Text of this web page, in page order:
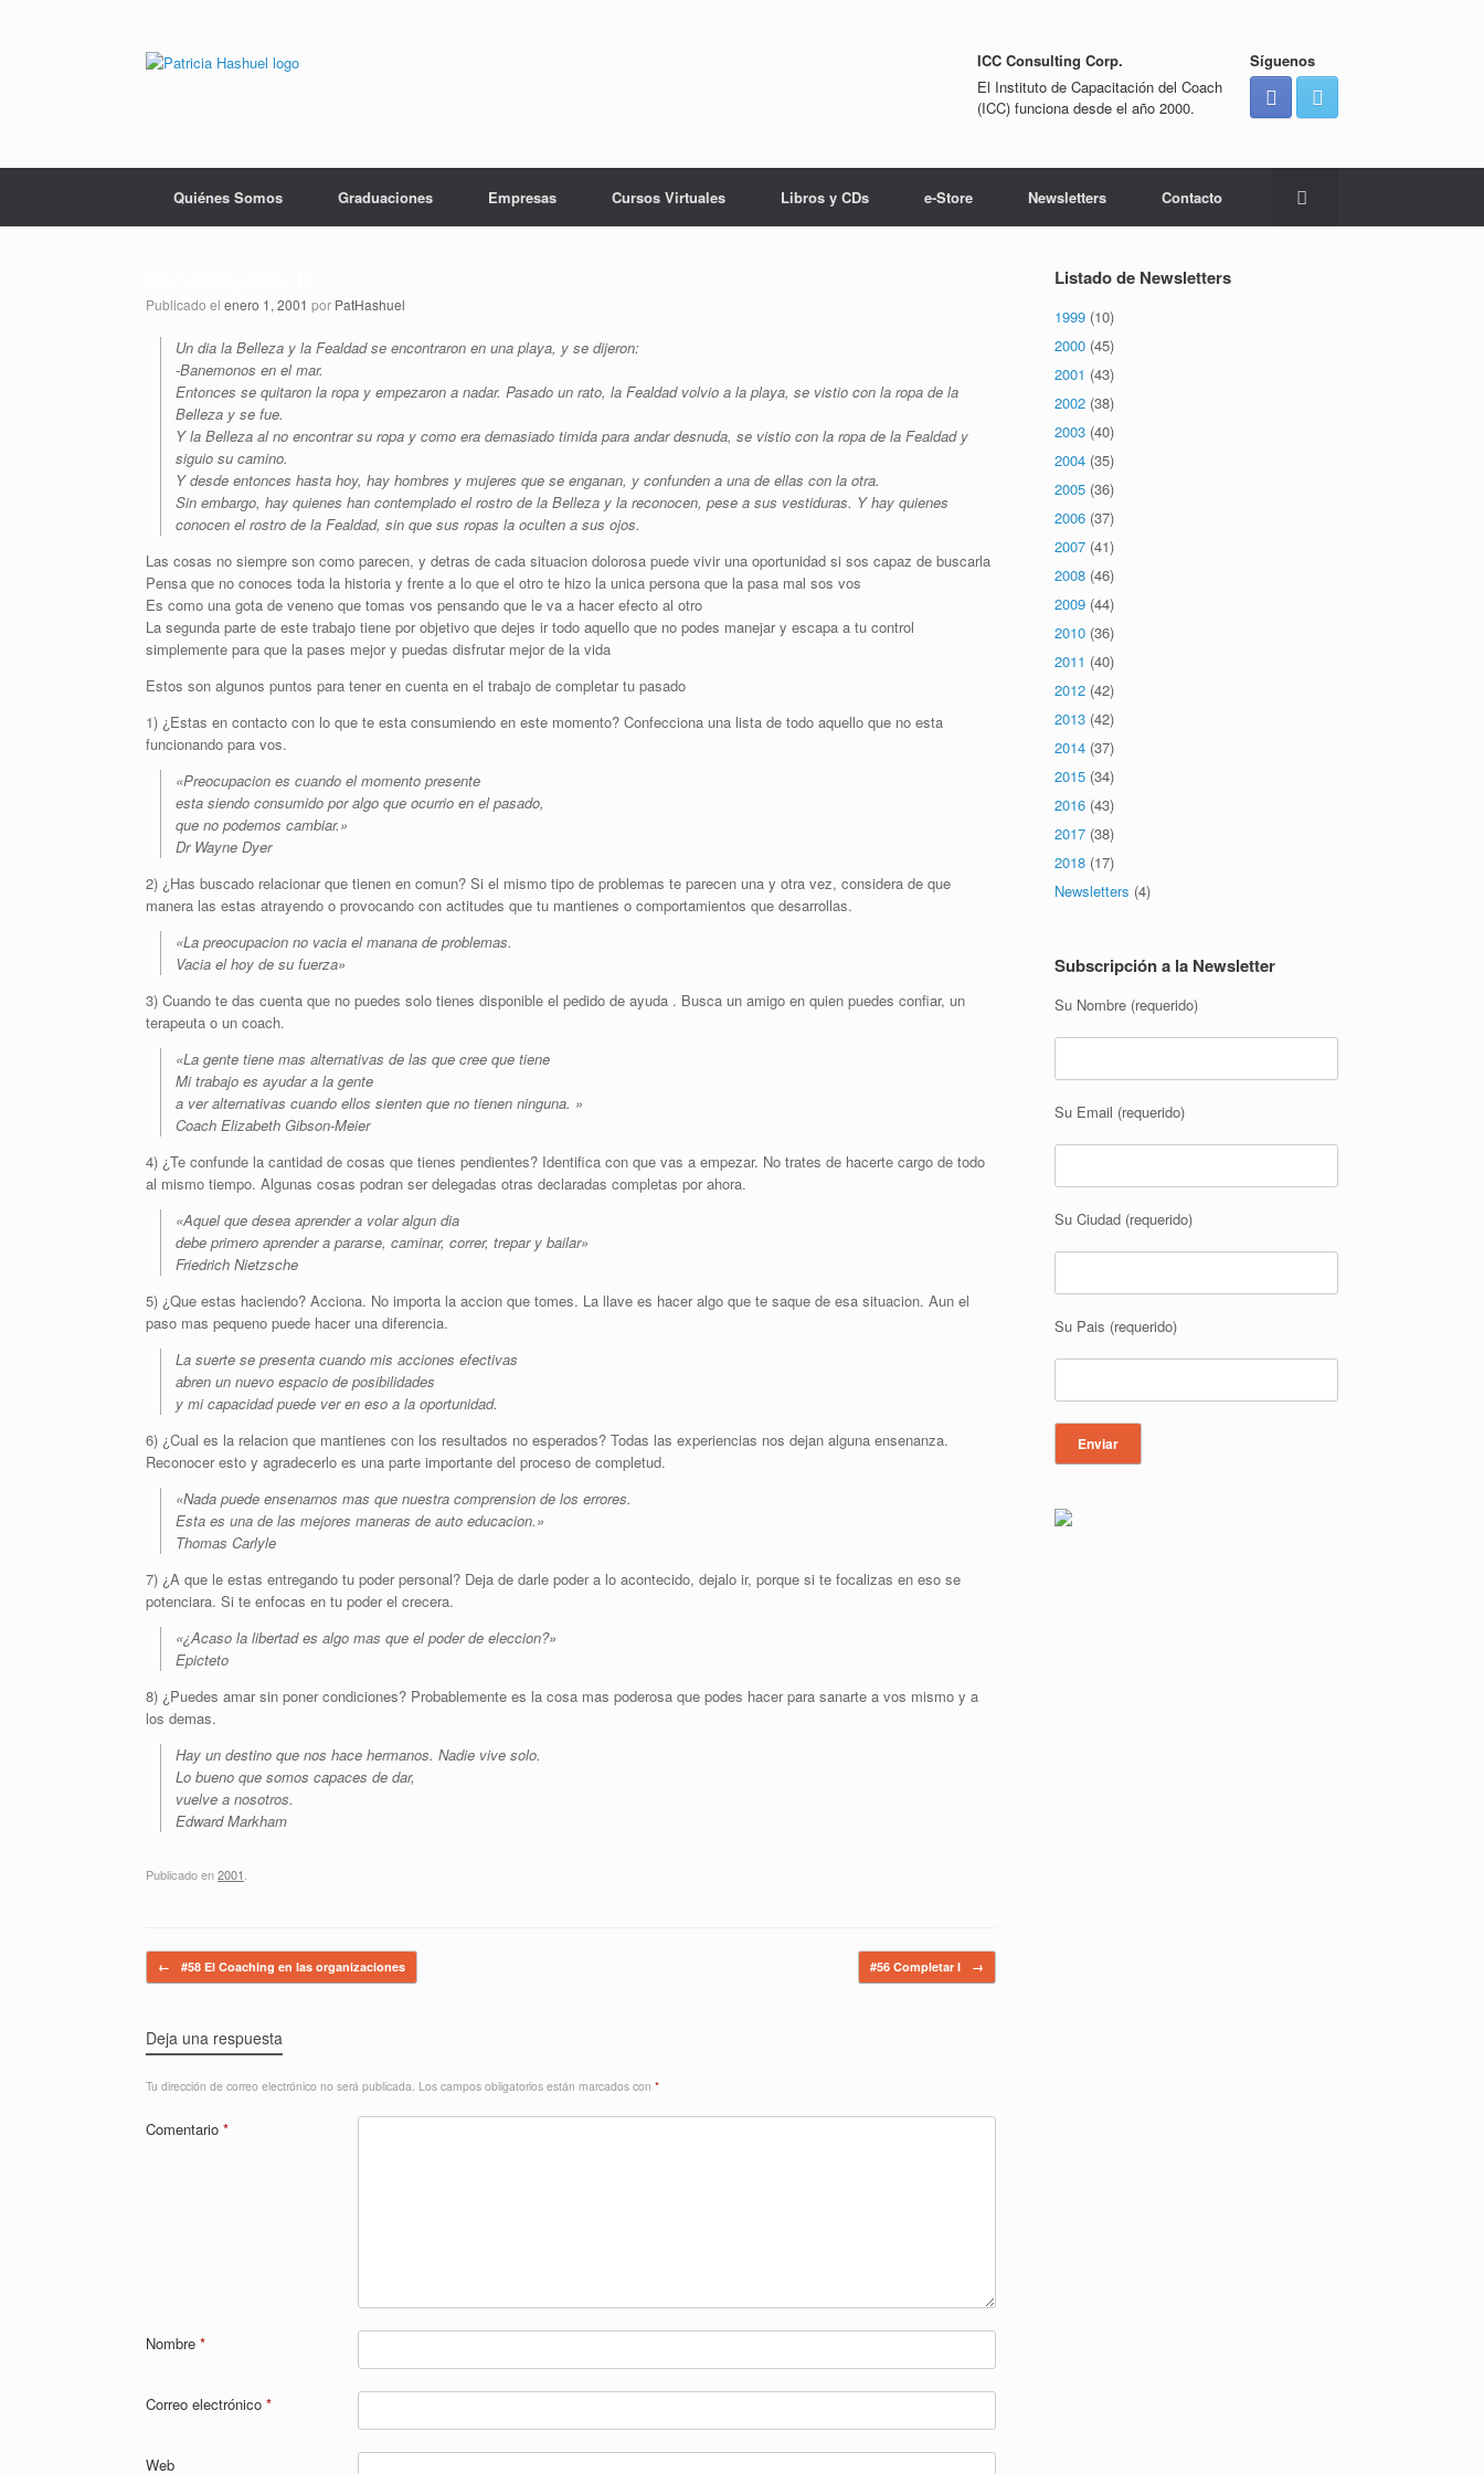
ICC Consulting Corp.
El Instituto de Capacitación del Coach
(ICC) funciona desde el año 2000.
Síguenos
Quiénes Somos Graduaciones Empresas Cursos Virtuales Libros y CDs e-Store Newsletters Contacto
Publicado el enero 1, 2001 por PatHashuel
Un dia la Belleza y la Fealdad se encontraron en una playa, y se dijeron:
-Banemonos en el mar.
Entonces se quitaron la ropa y empezaron a nadar. Pasado un rato, la Fealdad volvio a la playa, se vistio con la ropa de la
Belleza y se fue.
Y la Belleza al no encontrar su ropa y como era demasiado timida para andar desnuda, se vistio con la ropa de la Fealdad y
siguio su camino.
Y desde entonces hasta hoy, hay hombres y mujeres que se enganan, y confunden a una de ellas con la otra.
Sin embargo, hay quienes han contemplado el rostro de la Belleza y la reconocen, pese a sus vestiduras. Y hay quienes
conocen el rostro de la Fealdad, sin que sus ropas la oculten a sus ojos.
Las cosas no siempre son como parecen, y detras de cada situacion dolorosa puede vivir una oportunidad si sos capaz de buscarla
Pensa que no conoces toda la historia y frente a lo que el otro te hizo la unica persona que la pasa mal sos vos
Es como una gota de veneno que tomas vos pensando que le va a hacer efecto al otro
La segunda parte de este trabajo tiene por objetivo que dejes ir todo aquello que no podes manejar y escapa a tu control
simplemente para que la pases mejor y puedas disfrutar mejor de la vida
Estos son algunos puntos para tener en cuenta en el trabajo de completar tu pasado
1) ¿Estas en contacto con lo que te esta consumiendo en este momento? Confecciona una lista de todo aquello que no esta
funcionando para vos.
«Preocupacion es cuando el momento presente
esta siendo consumido por algo que ocurrio en el pasado,
que no podemos cambiar.»
Dr Wayne Dyer
2) ¿Has buscado relacionar que tienen en comun? Si el mismo tipo de problemas te parecen una y otra vez, considera de que
manera las estas atrayendo o provocando con actitudes que tu mantienes o comportamientos que desarrollas.
«La preocupacion no vacia el manana de problemas.
Vacia el hoy de su fuerza»
3) Cuando te das cuenta que no puedes solo tienes disponible el pedido de ayuda . Busca un amigo en quien puedes confiar, un
terapeuta o un coach.
«La gente tiene mas alternativas de las que cree que tiene
Mi trabajo es ayudar a la gente
a ver alternativas cuando ellos sienten que no tienen ninguna. »
Coach Elizabeth Gibson-Meier
4) ¿Te confunde la cantidad de cosas que tienes pendientes? Identifica con que vas a empezar. No trates de hacerte cargo de todo
al mismo tiempo. Algunas cosas podran ser delegadas otras declaradas completas por ahora.
«Aquel que desea aprender a volar algun dia
debe primero aprender a pararse, caminar, correr, trepar y bailar»
Friedrich Nietzsche
5) ¿Que estas haciendo? Acciona. No importa la accion que tomes. La llave es hacer algo que te saque de esa situacion. Aun el
paso mas pequeno puede hacer una diferencia.
La suerte se presenta cuando mis acciones efectivas
abren un nuevo espacio de posibilidades
y mi capacidad puede ver en eso a la oportunidad.
6) ¿Cual es la relacion que mantienes con los resultados no esperados? Todas las experiencias nos dejan alguna ensenanza.
Reconocer esto y agradecerlo es una parte importante del proceso de completud.
«Nada puede ensenarnos mas que nuestra comprension de los errores.
Esta es una de las mejores maneras de auto educacion.»
Thomas Carlyle
7) ¿A que le estas entregando tu poder personal? Deja de darle poder a lo acontecido, dejalo ir, porque si te focalizas en eso se
potenciara. Si te enfocas en tu poder el crecera.
«¿Acaso la libertad es algo mas que el poder de eleccion?»
Epicteto
8) ¿Puedes amar sin poner condiciones? Probablemente es la cosa mas poderosa que podes hacer para sanarte a vos mismo y a
los demas.
Hay un destino que nos hace hermanos. Nadie vive solo.
Lo bueno que somos capaces de dar,
vuelve a nosotros.
Edward Markham
Publicado en2001
Navegador de artículos
← #58 El Coaching en las organizaciones #56 Completar I →
Deja una respuesta
Tu dirección de correo electrónico no será publicada. Los campos obligatorios están marcados con *
Comentario *
Nombre *
Correo electrónico *
Web
Listado de Newsletters
1999 (10)
2000 (45)
2001 (43)
2002 (38)
2003 (40)
2004 (35)
2005 (36)
2006 (37)
2007 (41)
2008 (46)
2009 (44)
2010 (36)
2011 (40)
2012 (42)
2013 (42)
2014 (37)
2015 (34)
2016 (43)
2017 (38)
2018 (17)
Newsletters (4)
Subscripción a la Newsletter
Su Nombre (requerido)
Su Email (requerido)
Su Ciudad (requerido)
Su Pais (requerido)